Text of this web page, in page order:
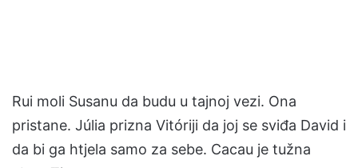
Rui moli Susanu da budu u tajnoj vezi. Ona
pristane. Júlia prizna Vitóriji da joj se sviđa David i
da bi ga htjela samo za sebe. Cacau je tužna